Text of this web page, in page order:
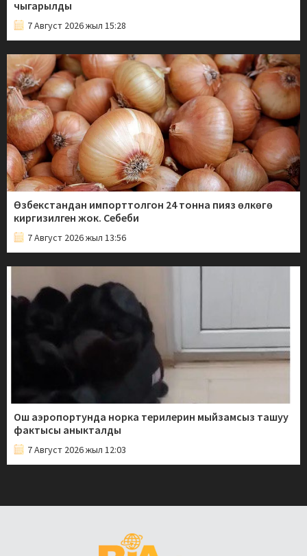
чыгарылды
7 Август 2026 жыл 15:28
Өзбекстандан импорттолгон 24 тонна пияз өлкөгө
киргизилген жок. Себеби
7 Август 2026 жыл 13:56
Ош аэропортунда норка терилерин мыйзамсыз ташуу
фактысы аныкталды
7 Август 2026 жыл 12:03